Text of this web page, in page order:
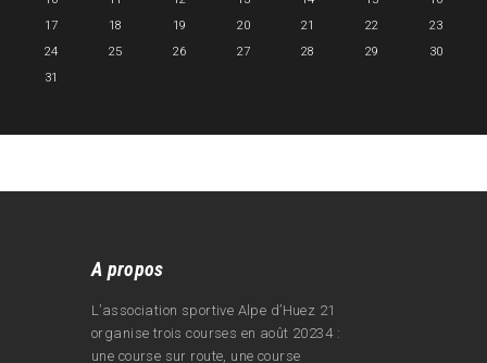
17
18 19 20 21 22
23
24
25 26 27 28 29
30
31
A propos
L’association sportive Alpe d’Huez 21
organise trois courses en août 20234 :
une course sur route, une course